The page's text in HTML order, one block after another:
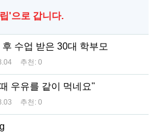
'으로 갑니다.
수업 받은 30대 학부모
추천: 0
우유를 같이 먹네요"
추천: 0